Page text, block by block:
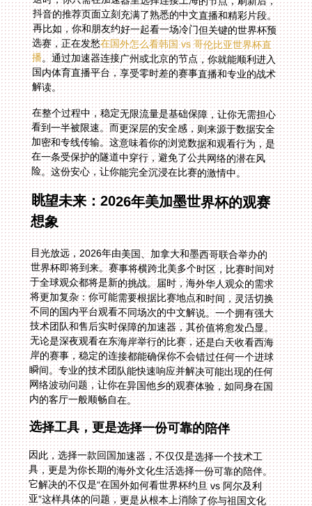
选赛，正在发愁在国外怎么看韩国 vs 哥伦比亚世界杯直
播。通过加速器连接广州或北京的节点，你就能顺利进入
国内体育直播平台，享受零时差的赛事直播和专业的战术
解读。
在整个过程中，稳定无限流量是基础保障，让你无需担心
看到一半被限速。而更深层的安全感，则来源于数据安全
加密和专线传输。这意味着你的浏览数据和观看行为，是
在一条受保护的隧道中穿行，避免了公共网络的潜在风
险。这份安心，让你能完全沉浸在比赛的激情中。
眺望未来：2026年美加墨世界杯的观赛
想象
目光放远，2026年由美国、加拿大和墨西哥联合举办的
世界杯即将到来。赛事将横跨北美多个时区，比赛时间对
于全球观众都将是新的挑战。届时，海外华人观众的需求
将更加复杂：你可能需要根据比赛地点和时间，灵活切换
不同的国内平台观看不同场次的中文解说。一个拥有强大
技术团队和售后实时保障的加速器，其价值将愈发凸显。
无论是深夜观看在东海岸举行的比赛，还是白天收看西海
岸的赛事，稳定的连接都能确保你不会错过任何一个进球
瞬间。专业的技术团队能快速响应并解决可能出现的任何
网络波动问题，让你在异国他乡的观赛体验，如同身在国
内的客厅一般顺畅自在。
选择工具，更是选择一份可靠的陪伴
因此，选择一款回国加速器，不仅仅是选择一个技术工
具，更是为你长期的海外文化生活选择一份可靠的陪伴。
它解决的不仅是“在国外如何看世界杯约旦 vs 阿尔及利
亚”这样具体的问题，更是从根本上消除了你与祖国文化
娱乐资源之间的数字鸿沟。从欧洲杯到世界杯，从足球到
篮球，当你可以毫无阻碍地接入国内平台，那份由熟悉语